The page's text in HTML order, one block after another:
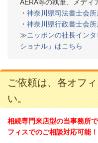
AERA等の執筆、メディ
・ 神奈川県司法書士会所
・ 神奈川県行政書士会所
≫ニッポンの社長イン
ショナル」はこちら
ご依頼は、各オフ
い。
相続専門来店型の当事務所
フィスでのご相談対応可能！